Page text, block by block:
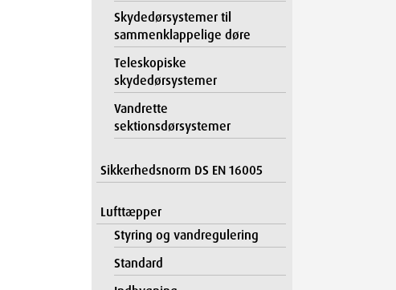
Skydedørsystemer til
sammenklappelige døre
Teleskopiske
skydedørsystemer
Vandrette
sektionsdørsystemer
Sikkerhedsnorm DS EN 16005
Lufttæpper
Styring og vandregulering
Standard